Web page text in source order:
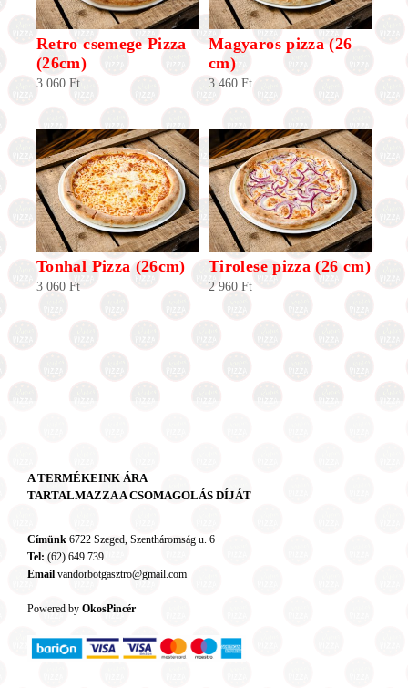
Retro csemege Pizza
(26cm)
3 060 Ft
Magyaros pizza (26
cm)
3 460 Ft
Tonhal Pizza (26cm)
3 060 Ft
Tirolese pizza (26 cm)
2 960 Ft
A TERMÉKEINK ÁRA
TARTALMAZZA A CSOMAGOLÁS DÍJÁT
Címünk 6722 Szeged, Szentháromság u. 6
Tel: (62) 649 739
Email vandorbotgasztro@gmail.com
Powered by OkosPincér